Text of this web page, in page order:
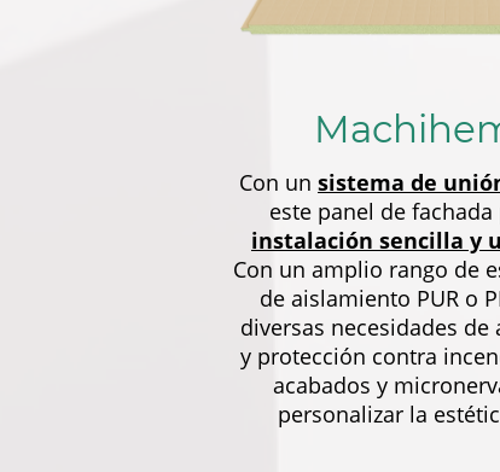
Con un sistema de
este panel de
instalación sencilla y
Con un amplio rango de
de aislamiento PUR o
diversas necesidades
y protección contra
acabados y
personalizar la